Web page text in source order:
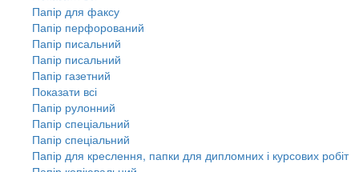
Папір для факсу
Папір перфорований
Папір писальний
Папір писальний
Папір газетний
Показати всі
Папір рулонний
Папір спеціальний
Папір спеціальний
Папір для креслення, папки для дипломних і курсових робіт